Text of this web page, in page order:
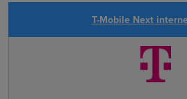
T-Mobile Next